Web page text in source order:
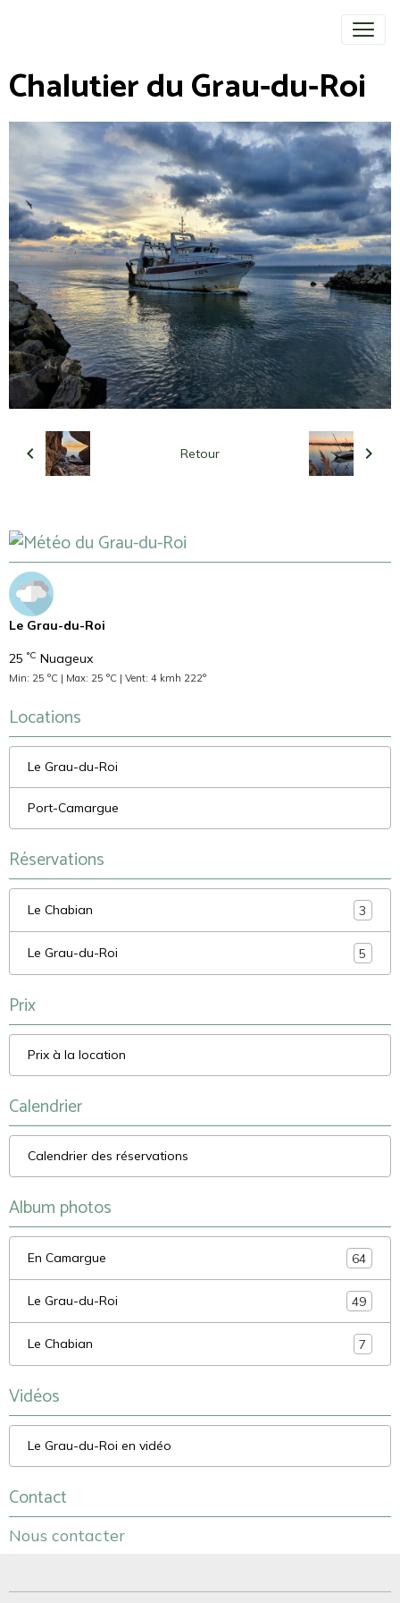
Chalutier du Grau-du-Roi
Retour
Le Grau-du-Roi
25 °C Nuageux
Min: 25 °C | Max: 25 °C | Vent: 4 kmh 222°
Locations
Le Grau-du-Roi
Port-Camargue
Réservations
Le Chabian 3
Le Grau-du-Roi 5
Prix
Prix à la location
Calendrier
Calendrier des réservations
Album photos
En Camargue 64
Le Grau-du-Roi 49
Le Chabian 7
Vidéos
Le Grau-du-Roi en vidéo
Contact
Nous contacter